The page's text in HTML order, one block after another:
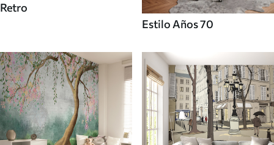
Retro
Estilo Años 70